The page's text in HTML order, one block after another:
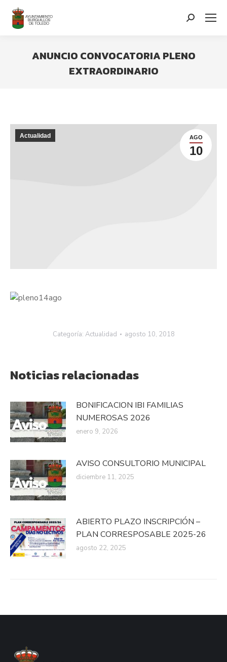
contenido
Search:
ANUNCIO CONVOCATORIA PLENO
EXTRAORDINARIO
AGO
10
Actualidad
Categoría: Actualidad agosto 10, 2018
Noticias relacionadas
BONIFICACION IBI FAMILIAS
NUMEROSAS 2026
enero 9, 2026
AVISO CONSULTORIO MUNICIPAL
diciembre 11, 2025
ABIERTO PLAZO INSCRIPCIÓN –
PLAN CORRESPOSABLE 2025-26
agosto 22, 2025